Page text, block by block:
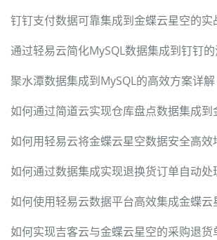
钉钉支付数据可靠集成到金蝶云星空的实
通过轻易云简化MySQL数据集成到钉钉
聚水潭数据集成到MySQL的高效方案详解
如何通过简道云实现仓库盘点数据集成到
如何通过数据集成实现退换货订单自动处
如何使用轻易云数据平台高效集成金蝶云
如何实现吉客云与金蝶云星空的采购退货